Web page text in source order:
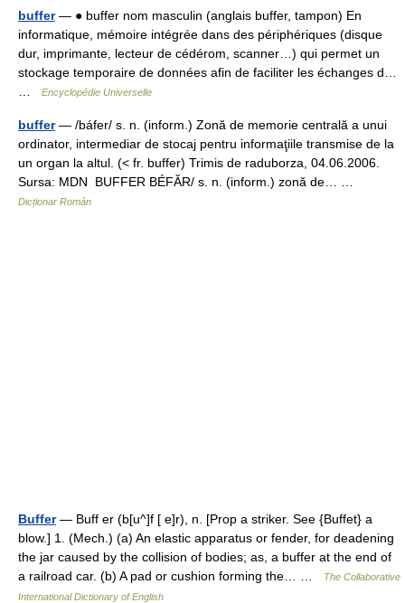
buffer— ● buffer nom masculin (anglais buffer, tampon) En
informatique, mémoire intégrée dans des périphériques (disque
dur, imprimante, lecteur de cédérom, scanner…) qui permet un
stockage temporaire de données afin de faciliter les échanges d…
Encyclopédie Universelle
buffer— /báfer/ s. n. (inform.) Zonă de memorie centrală a unui
ordinator, intermediar de stocaj pentru informaţiile transmise de la
un organ la altul. (< fr. buffer) Trimis de raduborza, 04.06.2006.
Sursa: MDN BUFFER BÉFĂR/ s. n. (inform.) zonă de… …
Dicționar Român
Buffer— Buff er (b[u^]f [ e]r), n. [Prop a striker. See {Buffet} a
blow.] 1. (Mech.) (a) An elastic apparatus or fender, for deadening
the jar caused by the collision of bodies; as, a buffer at the end of
a railroad car. (b) A pad or cushion forming the… …
The Collaborative
International Dictionary of English